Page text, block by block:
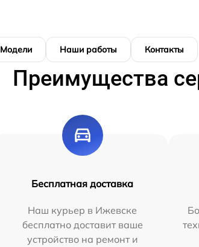
Модели Наши работы Контакты
Преимущества
Бесплатная доставка
Наш курьер в Ижевске
бесплатно доставит ваше
устройство на ремонт и